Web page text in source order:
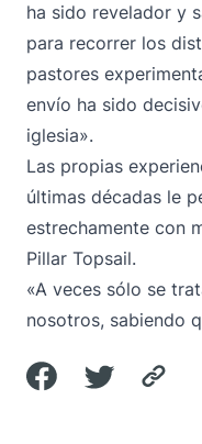
ha sido revelador y
para recorrer los
pastores
envío ha sido
iglesia».
Las propias
últimas décadas le
estrechamente con
Pillar Topsail.
«A veces sólo se
nosotros, sabiendo